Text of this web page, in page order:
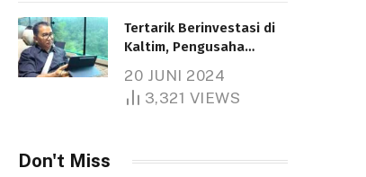
Tertarik Berinvestasi di
Kaltim, Pengusaha
1.000 Hektare
20 JUNI 2024
3,321 VIEWS
Don't Miss